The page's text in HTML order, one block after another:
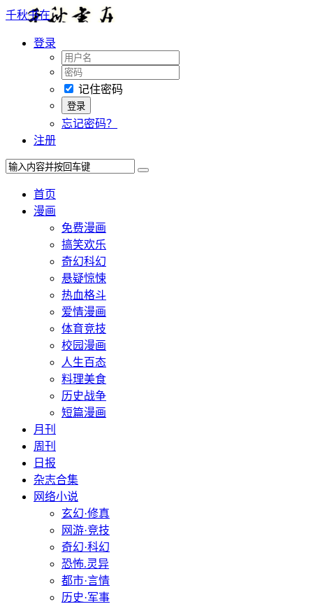
千秋书在
登录
记住密码
忘记密码？
注册
首页
漫画
免费漫画
搞笑欢乐
奇幻科幻
悬疑惊悚
热血格斗
爱情漫画
体育竞技
校园漫画
人生百态
料理美食
历史战争
短篇漫画
月刊
周刊
日报
杂志合集
网络小说
玄幻·修真
网游·竞技
奇幻·科幻
恐怖.灵异
都市·言情
历史·军事